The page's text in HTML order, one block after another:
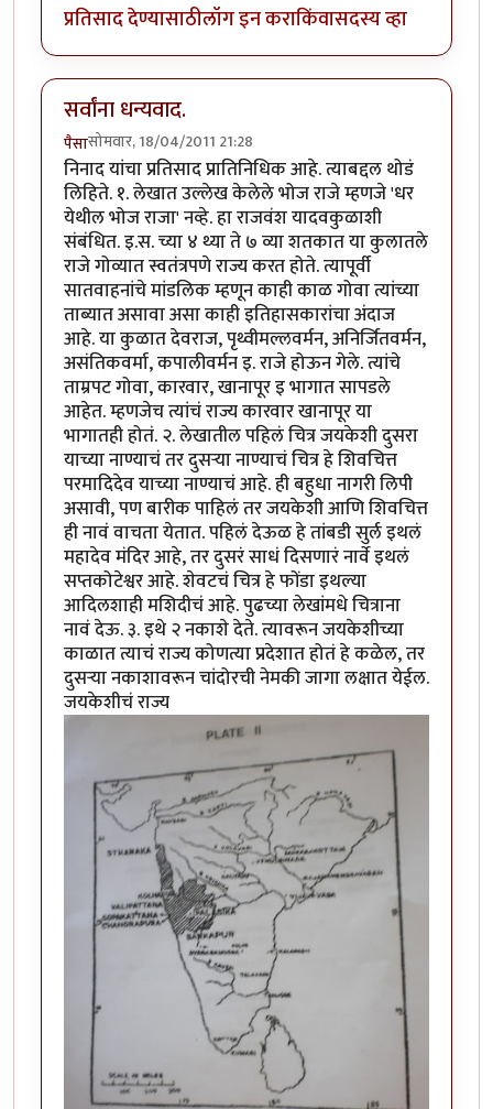
प्रतिसाद देण्यासाठीलॉग इन कराकिंवासदस्य व्हा
सर्वांना धन्यवाद.
पैसासोमवार, 18/04/2011 21:28
निनाद यांचा प्रतिसाद प्रातिनिधिक आहे. त्याबद्दल थोडं
लिहिते. १. लेखात उल्लेख केलेले भोज राजे म्हणजे 'धर
येथील भोज राजा' नव्हे. हा राजवंश यादवकुळाशी
संबंधित. इ.स. च्या ४ थ्या ते ७ व्या शतकात या कुलातले
राजे गोव्यात स्वतंत्रपणे राज्य करत होते. त्यापूर्वी
सातवाहनांचे मांडलिक म्हणून काही काळ गोवा त्यांच्या
ताब्यात असावा असा काही इतिहासकारांचा अंदाज
आहे. या कुळात देवराज, पृथ्वीमल्लवर्मन, अनिर्जितवर्मन,
असंतिकवर्मा, कपालीवर्मन इ. राजे होऊन गेले. त्यांचे
ताम्रपट गोवा, कारवार, खानापूर इ भागात सापडले
आहेत. म्हणजेच त्यांचं राज्य कारवार खानापूर या
भागातही होतं. २. लेखातील पहिलं चित्र जयकेशी दुसरा
याच्या नाण्याचं तर दुसर्‍या नाण्याचं चित्र हे शिवचित्त
परमादिदेव याच्या नाण्याचं आहे. ही बहुधा नागरी लिपी
असावी, पण बारीक पाहिलं तर जयकेशी आणि शिवचित्त
ही नावं वाचता येतात. पहिलं देऊळ हे तांबडी सुर्ल इथलं
महादेव मंदिर आहे, तर दुसरं साधं दिसणारं नार्वे इथलं
सप्तकोटेश्वर आहे. शेवटचं चित्र हे फोंडा इथल्या
आदिलशाही मशिदीचं आहे. पुढच्या लेखांमधे चित्राना
नावं देऊ. ३. इथे २ नकाशे देते. त्यावरून जयकेशीच्या
काळात त्याचं राज्य कोणत्या प्रदेशात होतं हे कळेल, तर
दुसर्‍या नकाशावरून चांदोरची नेमकी जागा लक्षात येईल.
जयकेशीचं राज्य